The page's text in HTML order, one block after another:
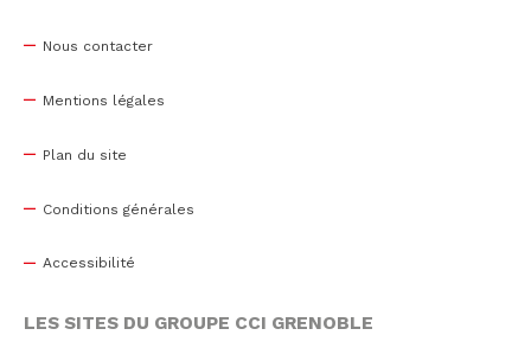
Nous contacter
Mentions légales
Plan du site
Conditions générales
Accessibilité
LES SITES DU GROUPE CCI GRENOBLE